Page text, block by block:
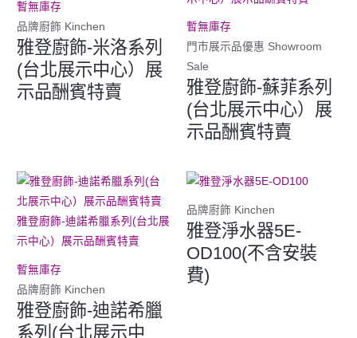
暫無庫存
品牌廚飾 Kinchen
雅登廚飾-米洛系列
(台北展示中心）展
示品酬賓特賣
暫無庫存
門市展示品優惠 Showroom
Sale
雅登廚飾-蘇菲系列
(台北展示中心）展
示品酬賓特賣
暫無庫存
品牌廚飾 Kinchen
雅登廚飾-迪諾希臘
系列(台北展示中
品牌廚飾 Kinchen
雅登淨水器5E-
OD100(不含安裝
費)